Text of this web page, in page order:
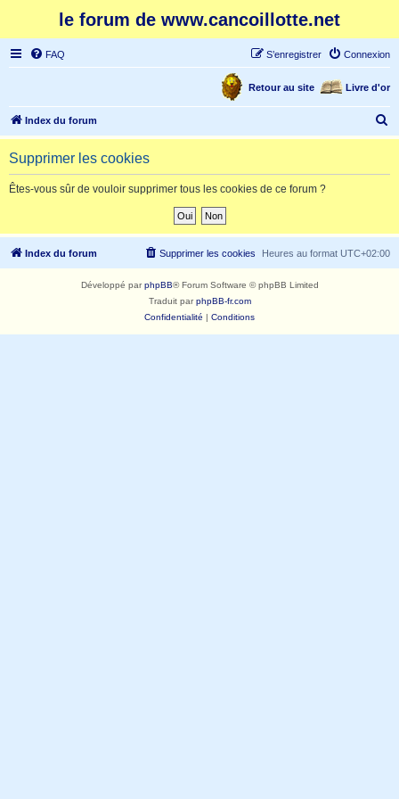
le forum de www.cancoillotte.net
FAQ Connexion
S’enregistrer
Livre d'or
Retour au site
Index du forum
e
h
Supprimer les cookies
Êtes-vous sûr de vouloir supprimer tous les cookies de ce forum ?
Index du forum Heures au format UTC+02:00
Supprimer les cookies
Développé parphpBB® Forum Software © phpBB Limited
Traduit parphpBB-fr.com
Confidentialité | Conditions